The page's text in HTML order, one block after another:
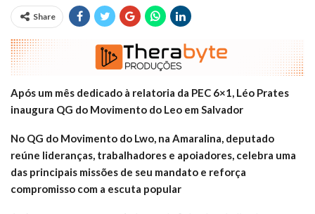
Share
Após um mês dedicado à relatoria da PEC 6×1, Léo Prates
inaugura QG do Movimento do Leo em Salvador
No QG do Movimento do Lwo, na Amaralina, deputado
reúne lideranças, trabalhadores e apoiadores, celebra uma
das principais missões de seu mandato e reforça
compromisso com a escuta popular